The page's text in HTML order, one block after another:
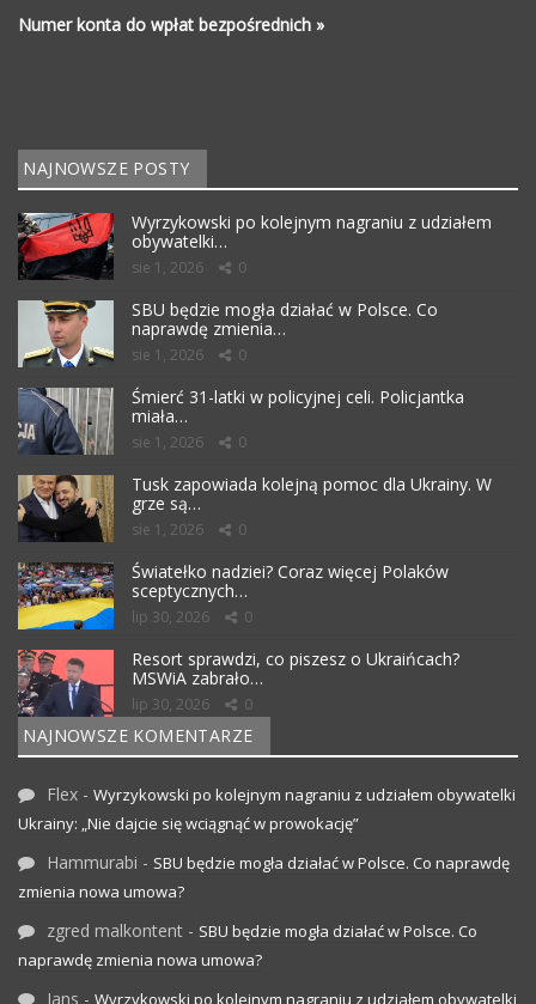
Numer konta do wpłat bezpośrednich »
NAJNOWSZE POSTY
Wyrzykowski po kolejnym nagraniu z udziałem
obywatelki…
sie 1, 2026 0
SBU będzie mogła działać w Polsce. Co
naprawdę zmienia…
sie 1, 2026 0
Śmierć 31-latki w policyjnej celi. Policjantka
miała…
sie 1, 2026 0
Tusk zapowiada kolejną pomoc dla Ukrainy. W
grze są…
sie 1, 2026 0
Światełko nadziei? Coraz więcej Polaków
sceptycznych…
lip 30, 2026 0
Resort sprawdzi, co piszesz o Ukraińcach?
MSWiA zabrało…
lip 30, 2026 0
NAJNOWSZE KOMENTARZE
Flex - Wyrzykowski po kolejnym nagraniu z udziałem obywatelki
Ukrainy: „Nie dajcie się wciągnąć w prowokację”
Hammurabi - SBU będzie mogła działać w Polsce. Co naprawdę
zmienia nowa umowa?
zgred malkontent - SBU będzie mogła działać w Polsce. Co
naprawdę zmienia nowa umowa?
Jans - Wyrzykowski po kolejnym nagraniu z udziałem obywatelki